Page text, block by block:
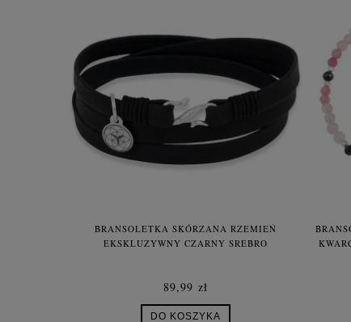
BRANSOLETKA SKÓRZANA RZEMIEŃ
EKSKLUZYWNY CZARNY SREBRO
89,99 zł
DO KOSZYKA